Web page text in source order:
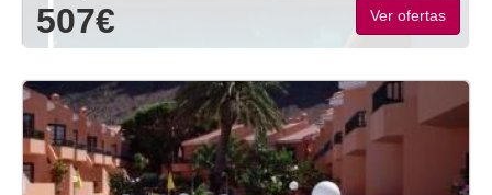
507€ Ver ofertas